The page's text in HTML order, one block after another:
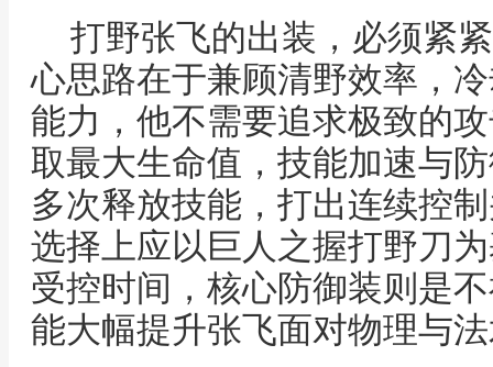
打野张飞的出装，必须紧
心思路在于兼顾清野效率，
能力，他不需要追求极致的
取最大生命值，技能加速与
多次释放技能，打出连续控
选择上应以巨人之握打野刀
受控时间，核心防御装则是
能大幅提升张飞面对物理与